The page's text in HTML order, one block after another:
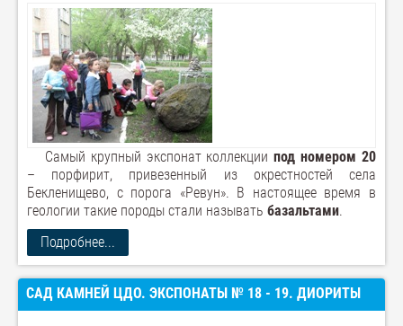
Самый крупный экспонат коллекциипод номером 20
– порфирит, привезенный из окрестностей села
Бекленищево, с порога «Ревун». В настоящее время в
геологии такие породы стали называть базальтами.
Подробнее...
САД КАМНЕЙ ЦДО. ЭКСПОНАТЫ № 18 - 19. ДИОРИТЫ